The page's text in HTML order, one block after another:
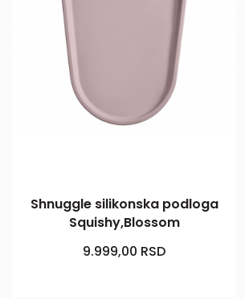
Shnuggle silikonska podloga
Squishy,Blossom
9.999,00 RSD